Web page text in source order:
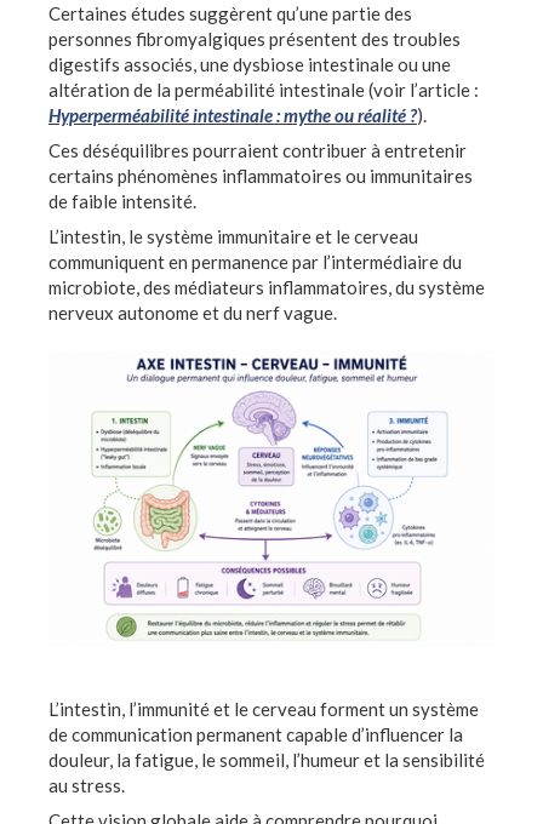
Certaines études suggèrent qu’une partie des
personnes fibromyalgiques présentent des troubles
digestifs associés, une dysbiose intestinale ou une
altération de la perméabilité intestinale (voir l’article :
Hyperperméabilité intestinale : mythe ou réalité ?).
Ces déséquilibres pourraient contribuer à entretenir
certains phénomènes inflammatoires ou immunitaires
de faible intensité.
L’intestin, le système immunitaire et le cerveau
communiquent en permanence par l’intermédiaire du
microbiote, des médiateurs inflammatoires, du système
nerveux autonome et du nerf vague.
L’intestin, l’immunité et le cerveau forment un système
de communication permanent capable d’influencer la
douleur, la fatigue, le sommeil, l’humeur et la sensibilité
au stress.